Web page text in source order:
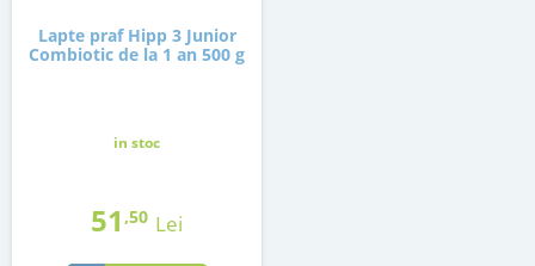
Lapte praf Hipp 3 Junior
Combiotic de la 1 an 500 g
in stoc
51 ,50 Lei